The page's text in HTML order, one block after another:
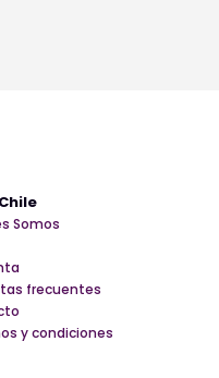
Somos
frecuentes
y condiciones